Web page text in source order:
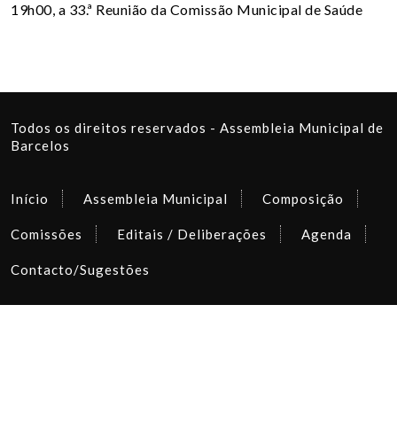
19h00, a 33.ª Reunião da Comissão Municipal de Saúde
Todos os direitos reservados - Assembleia Municipal de
Barcelos
Início Assembleia Municipal Composição
Comissões Editais / Deliberações Agenda
Contacto/Sugestões